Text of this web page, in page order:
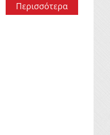
Περισσότερα